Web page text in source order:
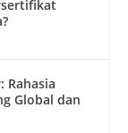
Rahasia
Global dan